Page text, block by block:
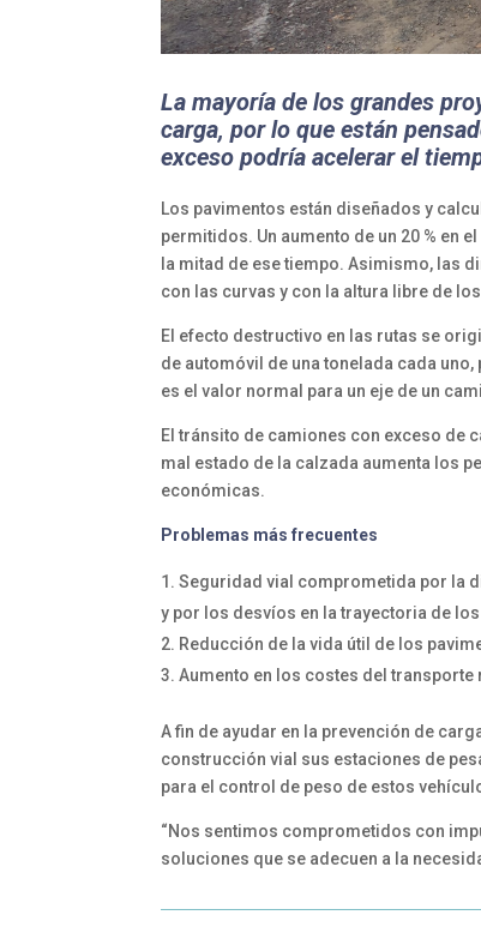
La mayoría de los grandes
carga, por lo que están
exceso podría acelerar el
Los pavimentos están diseñados y
permitidos. Un aumento de un 20 % en
la mitad de ese tiempo. Asimismo, las
con las curvas y con la altura libre de
El efecto destructivo en las rutas se
de automóvil de una tonelada cada
es el valor normal para un eje de un
El tránsito de camiones con exceso de
mal estado de la calzada aumenta los
económicas.
Problemas más frecuentes
Seguridad vial comprometida por la
y por los desvíos en la trayectoria de
Reducción de la vida útil de los
Aumento en los costes del
A fin de ayudar en la prevención de
construcción vial sus estaciones de
para el control de peso de estos
“Nos sentimos comprometidos con
soluciones que se adecuen a la